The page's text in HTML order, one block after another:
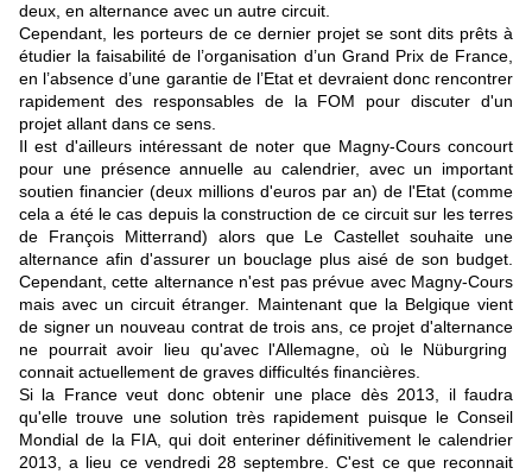
deux, en alternance avec un autre circuit.
Cependant, les porteurs de ce dernier projet se sont dits prêts à
étudier la faisabilité de l’organisation d’un Grand Prix de France,
en l’absence d’une garantie de l’Etat et devraient donc rencontrer
rapidement des responsables de la FOM pour discuter d'un
projet allant dans ce sens.
Il est d'ailleurs intéressant de noter que Magny-Cours concourt
pour une présence annuelle au calendrier, avec un important
soutien financier (deux millions d'euros par an) de l'Etat (comme
cela a été le cas depuis la construction de ce circuit sur les terres
de François Mitterrand) alors que Le Castellet souhaite une
alternance afin d'assurer un bouclage plus aisé de son budget.
Cependant, cette alternance n'est pas prévue avec Magny-Cours
mais avec un circuit étranger. Maintenant que la Belgique vient
de signer un nouveau contrat de trois ans, ce projet d'alternance
ne pourrait avoir lieu qu'avec l'Allemagne, où le Nüburgring
connait actuellement de graves difficultés financières
Si la France veut donc obtenir une place dès 2013, il faudra
qu'elle trouve une solution très rapidement puisque le Conseil
Mondial de la FIA, qui doit enteriner définitivement le calendrier
2013, a lieu ce vendredi 28 septembre. C'est ce que reconnait